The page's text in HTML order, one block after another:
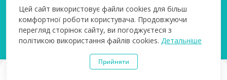
0
2026
Цей сайт використовує файли cookies для більш
комфортної роботи користувача. Продовжуючи
перегляд сторінок сайту, ви погоджуєтеся з
політикою використання файлів cookies. Детальніше
Прийняти